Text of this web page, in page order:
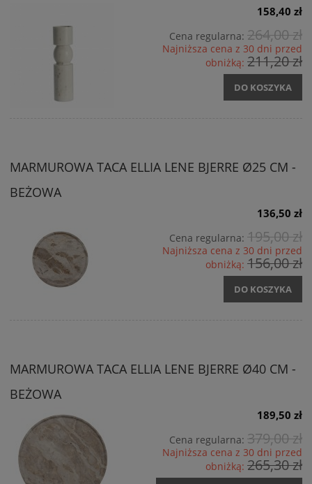
158,40 zł
Cena regularna: 264,00 zł
Najniższa cena z 30 dni przed
obniżką: 211,20 zł
DO KOSZYKA
MARMUROWA TACA ELLIA LENE BJERRE Ø25 CM -
BEŻOWA
136,50 zł
Cena regularna: 195,00 zł
Najniższa cena z 30 dni przed
obniżką: 156,00 zł
DO KOSZYKA
MARMUROWA TACA ELLIA LENE BJERRE Ø40 CM -
BEŻOWA
189,50 zł
Cena regularna: 379,00 zł
Najniższa cena z 30 dni przed
obniżką: 265,30 zł